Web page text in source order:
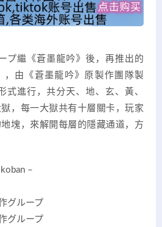
プ繼《蒼墨龍吟》後，再推出的
，由《蒼墨龍吟》原製作團隊製
式進行，共分天、地、玄、黃、
，每一大獄共有十層關卡，玩家
塊，來解開每層的隱藏通道，方
–
グループ
グループ